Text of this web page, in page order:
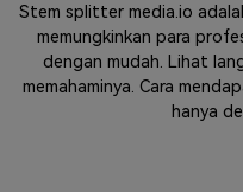
Stem splitter media.io
memungkinkan para
dengan mudah. Lihat
memahaminya. Cara
hanya